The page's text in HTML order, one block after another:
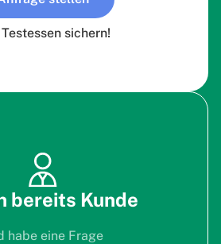
bereits Kunde
habe eine Frage
sichern!